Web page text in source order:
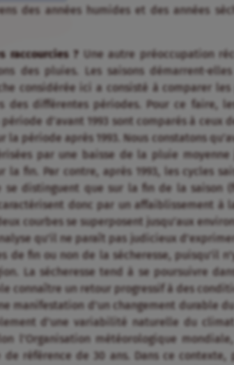
des années humides et des années
raccourcies ? Une autre préoccupation
des pluies. Les saisons démarrent-
considérée ici a consisté à comparer
différentes périodes. Pour ce faire,
d’avant 1993 sont comparés à ceux
période après 1993. Nous constatons
par une baisse de la pluie
fin. Par contre, après 1993, les cycles
se distinguent que sur la fin de la saison
donc par un affaiblissement à
courbes se superposent jusqu’aux
qu’il ne paraît pas judicieux
de fin ou non de la sécheresse, puisqu’il
La sécheresse tend à se poursuivre
connaître un retour progressif à des
manifestation d’un changement durable
d’une variabilité naturelle du
l’Organisation météorologique
référence de 30 ans. Dans ce contexte,